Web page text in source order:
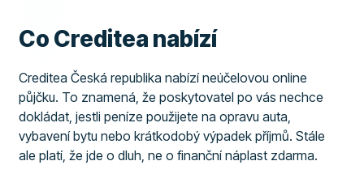
Co Creditea nabízí
Creditea Česká republika nabízí neúčelovou online
půjčku. To znamená, že poskytovatel po vás nechce
dokládat, jestli peníze použijete na opravu auta,
vybavení bytu nebo krátkodobý výpadek příjmů. Stále
ale platí, že jde o dluh, ne o finanční náplast zdarma.